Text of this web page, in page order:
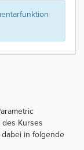
des Kurses
dabei in folgende